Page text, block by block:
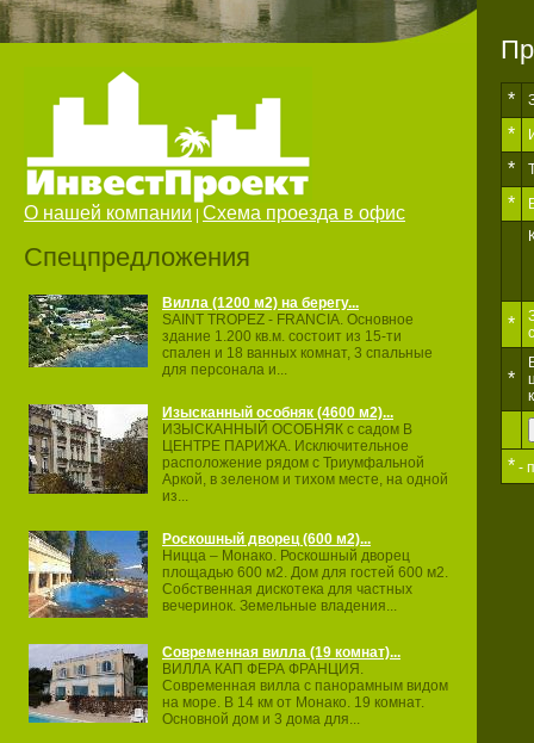
О нашей компании Схема проезда в офис
Спецпредложения
Вилла (1200 м2) на берегу...
SAINT TROPEZ ‐ FRANCIA. Основное
здание 1.200 кв.м. состоит из 15‐ти
спален и 18 ванных комнат, 3 спальные
для персонала и...
Изысканный особняк (4600 м2)...
ИЗЫСКАННЫЙ ОСОБНЯК с садом В
ЦЕНТРЕ ПАРИЖА. Исключительное
расположение рядом с Триумфальной
Аркой, в зеленом и тихом месте, на одной
из...
Роскошный дворец (600 м2)...
Ницца – Монако. Роскошный дворец
площадью 600 м2. Дом для гостей 600 м2.
Собственная дискотека для частных
вечеринок. Земельные владения...
Современная вилла (19 комнат)...
ВИЛЛА КАП ФЕРА ФРАНЦИЯ.
Современная вилла с панорамным видом
на море. В 14 км от Монако. 19 комнат.
Основной дом и 3 дома для...
*
*
*
*
*
*
* -